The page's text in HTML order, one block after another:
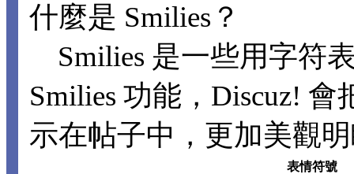
什麼是 Smilies？
Smilies 是一些用字符
Smilies 功能，Discuz!
示在帖子中，更加美觀
表情符號